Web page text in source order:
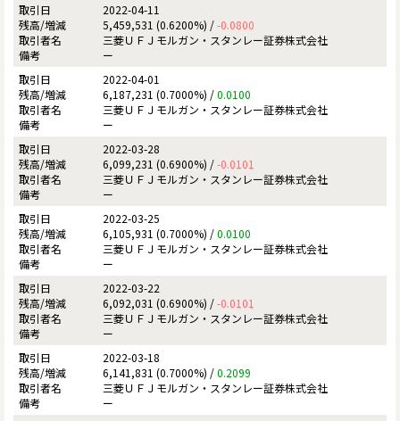
2022-04-11
5,459,531 (0.6200%) /-0.0800
三菱ＵＦＪモルガン・スタンレー証券株式会社
ー
2022-04-01
6,187,231 (0.7000%) /0.0100
三菱ＵＦＪモルガン・スタンレー証券株式会社
ー
2022-03-28
6,099,231 (0.6900%) /-0.0101
三菱ＵＦＪモルガン・スタンレー証券株式会社
ー
2022-03-25
6,105,931 (0.7000%) /0.0100
三菱ＵＦＪモルガン・スタンレー証券株式会社
ー
2022-03-22
6,092,031 (0.6900%) /-0.0101
三菱ＵＦＪモルガン・スタンレー証券株式会社
ー
2022-03-18
6,141,831 (0.7000%) /0.2099
三菱ＵＦＪモルガン・スタンレー証券株式会社
ー